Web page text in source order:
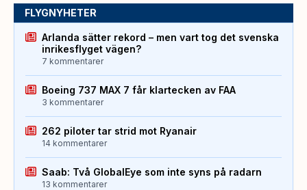
FLYGNYHETER
Arlanda sätter rekord – men vart tog det svenska
inrikesflyget vägen?
7 kommentarer
Boeing 737 MAX 7 får klartecken av FAA
3 kommentarer
262 piloter tar strid mot Ryanair
14 kommentarer
Saab: Två GlobalEye som inte syns på radarn
13 kommentarer